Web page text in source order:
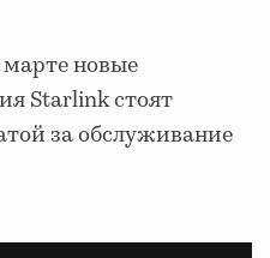
новые
Starlink стоят
за обслуживание